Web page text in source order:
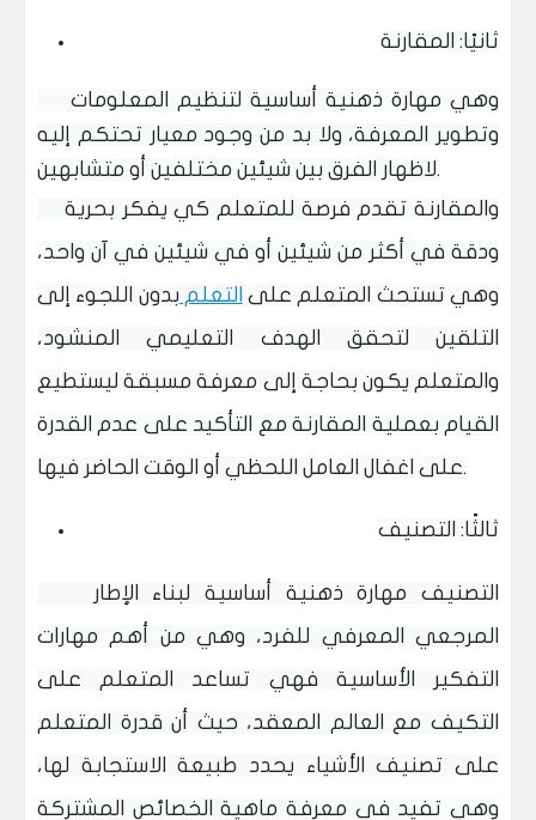
ثانيًا: المقارنة
وهي مهارة ذهنية أساسية لتنظيم المعلومات
وتطوير المعرفة، ولا بد من وجود معيار تحتكم إليه
لاظهار الفرق بين شيئين مختلفين أو متشابهين.
والمقارنة تقدم فرصة للمتعلم كي يفكر بحرية
ودقة في أكثر من شيئين أو في شيئين في آن واحد،
وهي تستحث المتعلم على التعلم بدون اللجوء إلى
التلقين لتحقق الهدف التعليمي المنشود،
والمتعلم يكون بحاجة إلى معرفة مسبقة ليستطيع
القيام بعملية المقارنة مع التأكيد على عدم القدرة
على اغفال العامل اللحظي أو الوقت الحاضر فيها.
ثالثًا: التصنيف
التصنيف مهارة ذهنية أساسية لبناء الإطار
المرجعي المعرفي للفرد، وهي من أهم مهارات
التفكير الأساسية فهي تساعد المتعلم على
التكيف مع العالم المعقد، حيث أن قدرة المتعلم
على تصنيف الأشياء يحدد طبيعة الاستجابة لها،
وهي تفيد في معرفة ماهية الخصائص المشتركة